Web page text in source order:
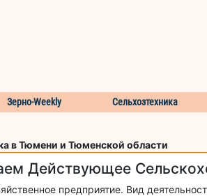
Зерно-Weekly Сельхозтехника
в Тюмени и Тюменской области
Действующее
предприятие. Вид